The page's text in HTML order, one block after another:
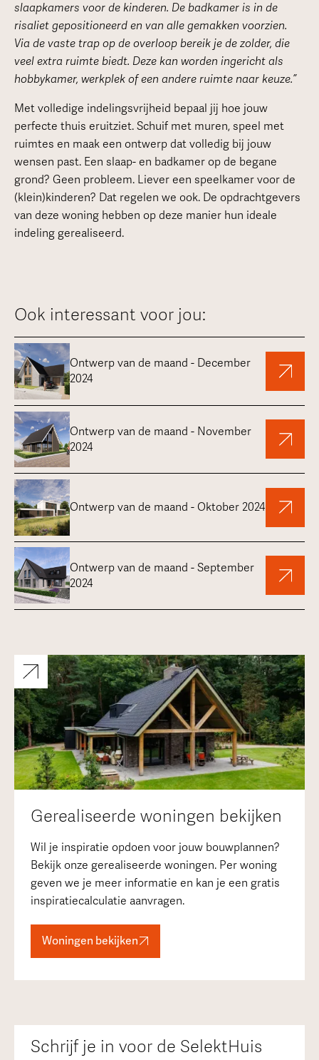
slaapkamers voor de kinderen. De badkamer is in de
risaliet gepositioneerd en van alle gemakken voorzien.
Via de vaste trap op de overloop bereik je de zolder, die
veel extra ruimte biedt. Deze kan worden ingericht als
hobbykamer, werkplek of een andere ruimte naar keuze.”
Met volledige indelingsvrijheid bepaal jij hoe jouw
perfecte thuis eruitziet. Schuif met muren, speel met
ruimtes en maak een ontwerp dat volledig bij jouw
wensen past. Een slaap- en badkamer op de begane
grond? Geen probleem. Liever een speelkamer voor de
(klein)kinderen? Dat regelen we ook. De opdrachtgevers
van deze woning hebben op deze manier hun ideale
indeling gerealiseerd.
Ook interessant voor jou:
Ontwerp van de maand - December
2024
Ontwerp van de maand - November
2024
Ontwerp van de maand - Oktober 2024
Ontwerp van de maand - September
2024
Gerealiseerde woningen bekijken
Wil je inspiratie opdoen voor jouw bouwplannen?
Bekijk onze gerealiseerde woningen. Per woning
geven we je meer informatie en kan je een gratis
inspiratiecalculatie aanvragen.
Woningen bekijken
Schrijf je in voor de SelektHuis